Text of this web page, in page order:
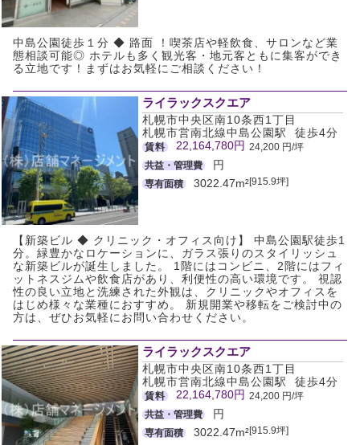
中島公園徒歩１分 ◆ 路面 ！喫茶店や軽飲食、サロンなど業
態相談可能◎ ホテルも多く観光客・地元客ともに集客ができ
る立地です！まずはお気軽にご相談ください！
ライラックスクエア
札幌市中央区南10条西1丁目
札幌市営南北線中島公園駅 徒歩4分
賃料 22,164,780円 24,200 円/坪
共益・管理費
円
専有面積 3022.47m²[915.9坪]
【新築ビル ◆ クリニック・オフィス向け】 中島公園駅徒歩1
分。緑豊かなロケーションに、ガラス張りのスタイリッシュ
な新築ビルが誕生しました。 1階にはコンビニ、2階にはフィ
ットネスジムや飲食店があり、利便性の高い環境です。 視認
性の良い立地と洗練された外観は、クリニックやオフィスを
はじめ様々な業種におすすめ。 新規開業や移転をご検討中の
方は、ぜひお気軽にお問い合わせください。
ライラックスクエア
札幌市中央区南10条西1丁目
札幌市営南北線中島公園駅 徒歩4分
賃料 22,164,780円 24,200 円/坪
共益・管理費
円
専有面積 3022.47m²[915.9坪]